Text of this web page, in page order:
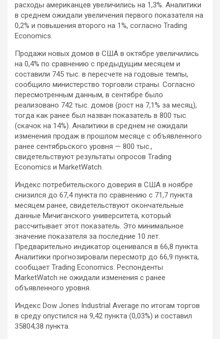
расходы американцев увеличились на 1,3%. Аналитики
в среднем ожидали увеличения первого показателя на
0,2% и повышения второго на 1%, согласно Trading
Economics.
Продажи новых домов в США в октябре увеличились
на 0,4% по сравнению с предыдущим месяцем и
составили 745 тыс. в пересчете на годовые темпы,
сообщило министерство торговли страны. Согласно
пересмотренным данным, в сентябре было
реализовано 742 тыс. домов (рост на 7,1% за месяц),
тогда как ранее был назван показатель в 800 тыс.
(скачок на 14%). Аналитики в среднем не ожидали
изменения продаж в прошлом месяце с объявленного
ранее сентябрьского уровня — 800 тыс.,
свидетельствуют результаты опросов Trading
Economics и MarketWatch.
Индекс потребительского доверия в США в ноябре
снизился до 67,4 пункта по сравнению с 71,7 пункта
месяцем ранее, свидетельствуют окончательные
данные Мичиганского университета, который
рассчитывает этот показатель. Это минимальное
значение показателя за последние 10 лет.
Предварительно индикатор оценивался в 66,8 пункта.
Аналитики прогнозировали пересмотр до 66,9 пункта,
сообщает Trading Economics. Респонденты
MarketWatch не ожидали изменения с ранее
объявленного уровня.
Индекс Dow Jones Industrial Average по итогам торгов
в среду опустился на 9,42 пункта (0,03%) и составил
35804,38 пункта.